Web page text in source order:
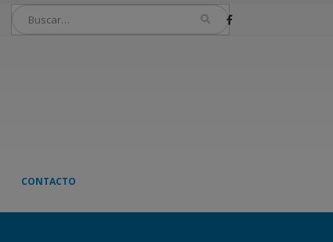
CONTACTO